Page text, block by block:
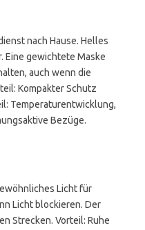
nach Hause. Helles
Eine gewichtete Maske
auch wenn die
Kompakter Schutz
Temperaturentwicklung,
Bezüge.
Licht für
Licht blockieren. Der
Strecken. Vorteil: Ruhe